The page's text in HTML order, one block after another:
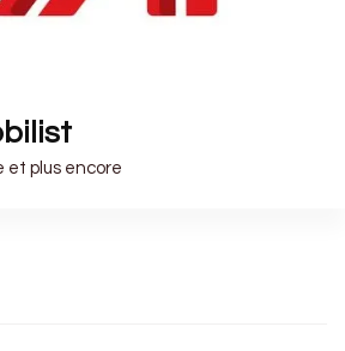
et plus encore